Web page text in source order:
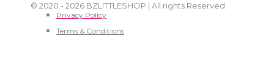
© 2020 - 2026 BZLITTLESHOP | All rights Reserved
Privacy Policy
Terms & Conditions